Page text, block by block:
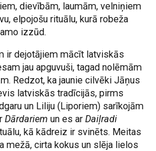
dievībām, laumām, velniņiem
elpojošu rituālu, kurā robeža
izzūd.
ir dejotājiem mācīt latviskās
jau apguvuši, tagad nolēmām
Redzot, ka jaunie cilvēki Jāņus
latviskās tradīcijās, pirms
un Liliju (Liporiem) sarīkojām
Dārdariem un es arDaiļradi
kā kādreiz ir svinēts. Meitas
mežā, cirta kokus un slēja lielos